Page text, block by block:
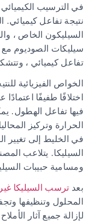
في الترسيب
نتيجة تفاعل كيميائي.
السيليكون الخاص ،
سيليكات الصوديوم
تفاعل كيميائي ،
الخواص الفيزيائية
اختلافًا طفيفًا
فيها تفاعل الهطول.
الحرارة وتركيز
في الخليط إلى تغيير
السيليكا. يتلاعب
ومسامية حبيبات
بعد ترسب السيليكا غير
المحلول وتنظيفها
لإزالة جميع آثار